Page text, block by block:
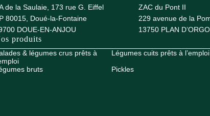
de la Saulaie, 173 rue G. Eiffel
80015, Doué-la-Fontaine
DOUE-EN-ANJOU
ZAC du Pont II
229 avenue de la
13750 PLAN
produits
& légumes crus prêts à
Légumes cuits prêts à l’emploi
bruts
Pickles